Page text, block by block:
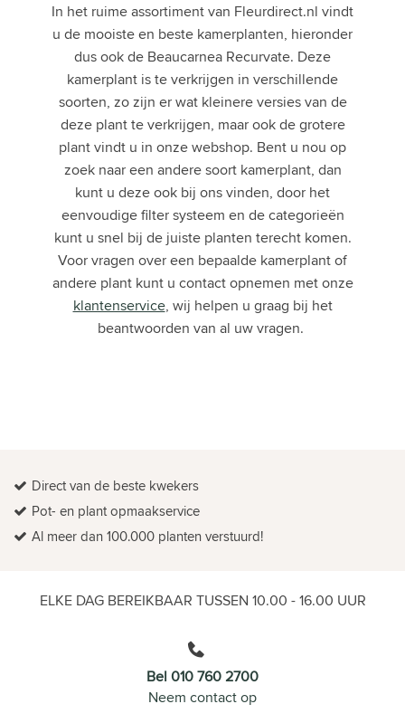
In het ruime assortiment van Fleurdirect.nl vindt
u de mooiste en beste kamerplanten, hieronder
dus ook de Beaucarnea Recurvate. Deze
kamerplant is te verkrijgen in verschillende
soorten, zo zijn er wat kleinere versies van de
deze plant te verkrijgen, maar ook de grotere
plant vindt u in onze webshop. Bent u nou op
zoek naar een andere soort kamerplant, dan
kunt u deze ook bij ons vinden, door het
eenvoudige filter systeem en de categorieën
kunt u snel bij de juiste planten terecht komen.
Voor vragen over een bepaalde kamerplant of
andere plant kunt u contact opnemen met onze
klantenservice, wij helpen u graag bij het
beantwoorden van al uw vragen.
Direct van de beste kwekers
Pot- en plant opmaakservice
Al meer dan 100.000 planten verstuurd!
ELKE DAG BEREIKBAAR TUSSEN 10.00 - 16.00 UUR
Bel 010 760 2700
Neem contact op